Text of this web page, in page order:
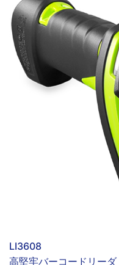
LI3608
高堅牢バーコードリーダ